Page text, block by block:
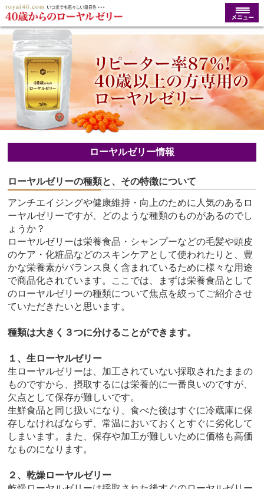
ローヤルゼリー情報
ローヤルゼリーの種類と、その特徴について
アンチエイジングや健康維持・向上のために人気のあるロ
ーヤルゼリーですが、どのような種類のものがあるのでし
ょうか？
ローヤルゼリーは栄養食品・シャンプーなどの毛髪や頭皮
のケア・化粧品などのスキンケアとして使われたりと、豊
かな栄養素がバランス良く含まれているために様々な用途
で商品化されています。ここでは、まずは栄養食品として
のローヤルゼリーの種類について焦点を絞ってご紹介させ
ていただきたいと思います。
種類は大きく３つに分けることができます。
１、生ローヤルゼリー
生ローヤルゼリーは、加工されていない採取されたままの
ものですから、摂取するには栄養的に一番良いのですが、
欠点として保存が難しいです。
生鮮食品と同じ扱いになり、食べた後はすぐに冷蔵庫に保
存しなければならず、常温においておくとすぐに劣化して
しまいます。また、保存や加工が難しいために価格も高価
なものになります。
２、乾燥ローヤルゼリー